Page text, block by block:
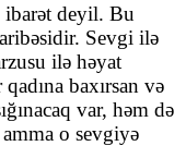
deyil. Bu
Sevgi ilə
ilə həyat
baxırsan və
var, həm də
o sevgiyə